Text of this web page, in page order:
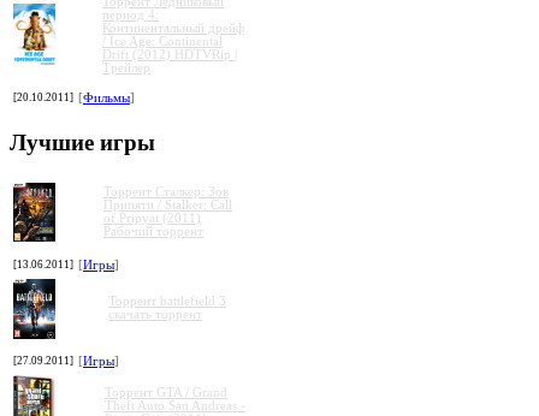
период 4:
Континентальный дрейф
/ Ice Age: Continental
Drift (2012) HDTVRip |
Трейлер
[20.10.2011] [Фильмы]
Лучшие игры
Торрент Сталкер: Зов
Припяти / Stalker: Call
of Pripyat (2011)
Рабочий торрент
[13.06.2011] [Игры]
Торрент battlefield 3
скачать торрент
[27.09.2011] [Игры]
Торрент GTA / Grand
Theft Auto San Andreas -
»